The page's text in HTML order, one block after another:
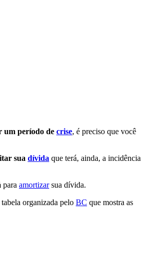
um período de crise, é preciso que você
sua dívida que terá, ainda, a incidência
para amortizarsua dívida.
organizada pelo BC que mostra as